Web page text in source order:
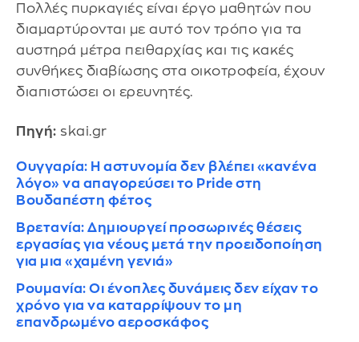
Πολλές πυρκαγιές είναι έργο μαθητών που
διαμαρτύρονται με αυτό τον τρόπο για τα
αυστηρά μέτρα πειθαρχίας και τις κακές
συνθήκες διαβίωσης στα οικοτροφεία, έχουν
διαπιστώσει οι ερευνητές.
Πηγή: skai.gr
Ουγγαρία: Η αστυνομία δεν βλέπει «κανένα
λόγο» να απαγορεύσει το Pride στη
Βουδαπέστη φέτος
Βρετανία: Δημιουργεί προσωρινές θέσεις
εργασίας για νέους μετά την προειδοποίηση
για μια «χαμένη γενιά»
Ρουμανία: Οι ένοπλες δυνάμεις δεν είχαν το
χρόνο για να καταρρίψουν το μη
επανδρωμένο αεροσκάφος